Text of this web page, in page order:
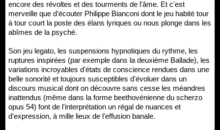
encore des révoltes et des tourments de l'âme. Et c'est
merveille que d'écouter Philippe Bianconi dont le jeu habité tour
à tour court la poste des élans lyriques ou nous plonge dans les
abîmes de la psyché.
Son jeu legato, les suspensions hypnotiques du rythme, les
ruptures inspirées (par exemple dans la deuxième Ballade), les
variations incroyables d'états de conscience rendues dans une
belle sonorité et toujours susceptibles d'évoluer dans un
discours musical dont on découvre sans cesse les méandres
inattendus (même dans la forme beethovénienne du scherzo
opus 54) font de l'interprétation un régal de nuances et
d'expression, à mille lieux de l'effusion banale.